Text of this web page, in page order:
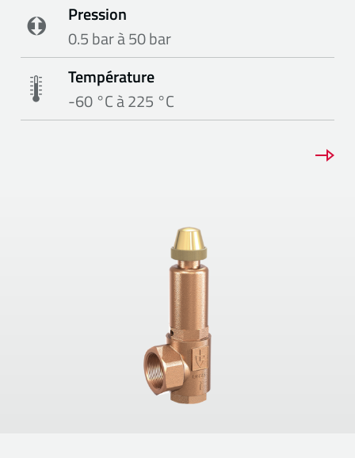
Pression
0.5 bar à 50 bar
Température
-60 °C à 225 °C